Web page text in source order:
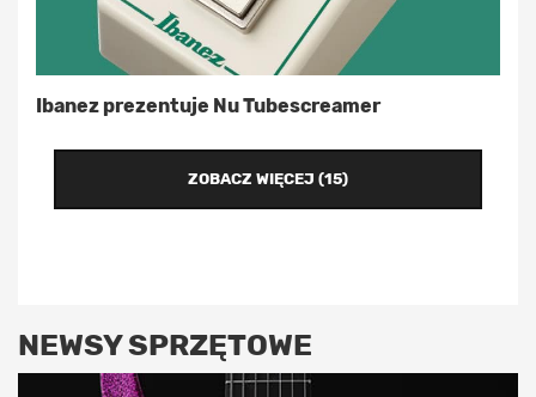
Ibanez prezentuje Nu Tubescreamer
ZOBACZ WIĘCEJ (15)
NEWSY SPRZĘTOWE